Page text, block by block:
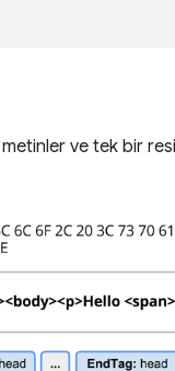
ve tek bir